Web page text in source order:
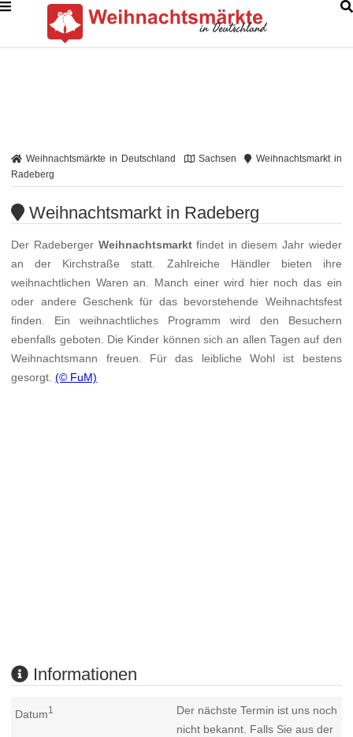
Weihnachtsmärkte in Deutschland Sachsen
Weihnachtsmarkt in
Radeberg
Weihnachtsmarkt in Radeberg
Der Radeberger Weihnachtsmarktfindet in diesem Jahr wieder
an der Kirchstraße statt. Zahlreiche Händler bieten ihre
weihnachtlichen Waren an. Manch einer wird hier noch das ein
oder andere Geschenk für das bevorstehende Weihnachtsfest
finden. Ein weihnachtliches Programm wird den Besuchern
ebenfalls geboten. Die Kinder können sich an allen Tagen auf den
Weihnachtsmann freuen. Für das leibliche Wohl ist bestens
gesorgt.(© FuM)
Informationen
Datum1
Der nächste Termin ist uns noch
nicht bekannt. Falls Sie aus der